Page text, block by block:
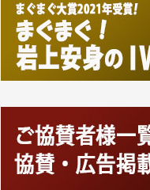
今日、僅かですがカンパ
様）
今日、僅かですがカンパ
機を乗り切るには到底及
かねてよりIWJが発して
や解説記事、そして各界
ューは大袈裟ではなく、